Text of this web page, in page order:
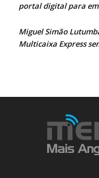
portal digital para
Miguel Simão
Multicaixa Express